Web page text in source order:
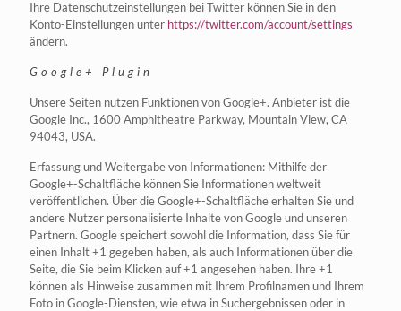
Ihre Datenschutzeinstellungen bei Twitter können Sie in den
Konto-Einstellungen unter https://twitter.com/account/settings
ändern.
Google+ Plugin
Unsere Seiten nutzen Funktionen von Google+. Anbieter ist die
Google Inc., 1600 Amphitheatre Parkway, Mountain View, CA
94043, USA.
Erfassung und Weitergabe von Informationen: Mithilfe der
Google+-Schaltfläche können Sie Informationen weltweit
veröffentlichen. Über die Google+-Schaltfläche erhalten Sie und
andere Nutzer personalisierte Inhalte von Google und unseren
Partnern. Google speichert sowohl die Information, dass Sie für
einen Inhalt +1 gegeben haben, als auch Informationen über die
Seite, die Sie beim Klicken auf +1 angesehen haben. Ihre +1
können als Hinweise zusammen mit Ihrem Profilnamen und Ihrem
Foto in Google-Diensten, wie etwa in Suchergebnissen oder in